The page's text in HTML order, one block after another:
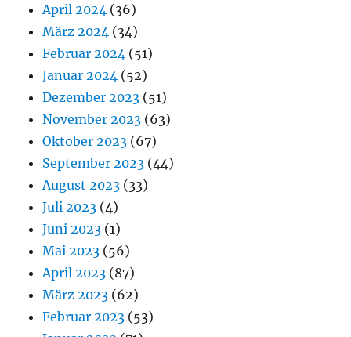
April 2024 (36)
März 2024 (34)
Februar 2024 (51)
Januar 2024 (52)
Dezember 2023 (51)
November 2023 (63)
Oktober 2023 (67)
September 2023 (44)
August 2023 (33)
Juli 2023 (4)
Juni 2023 (1)
Mai 2023 (56)
April 2023 (87)
März 2023 (62)
Februar 2023 (53)